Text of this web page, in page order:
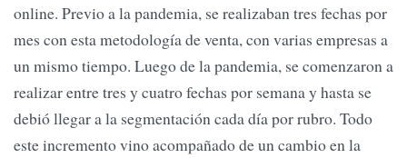
online. Previo a la pandemia, se realizaban tres fechas por
mes con esta metodología de venta, con varias empresas a
un mismo tiempo. Luego de la pandemia, se comenzaron a
realizar entre tres y cuatro fechas por semana y hasta se
debió llegar a la segmentación cada día por rubro. Todo
este incremento vino acompañado de un cambio en la